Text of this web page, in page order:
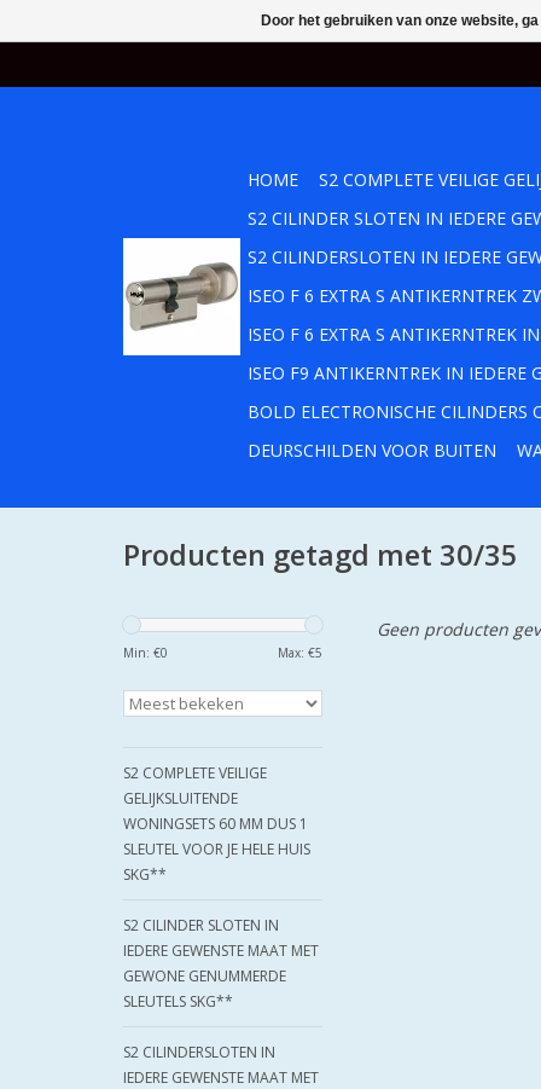
HOME
S2 COMPLETE VEILIGE
S2 CILINDER SLOTEN IN IEDERE
S2 CILINDERSLOTEN IN IEDERE
ISEO F 6 EXTRA S ANTIKERNTREK
ISEO F 6 EXTRA S ANTIKERNTREK
ISEO F9 ANTIKERNTREK IN IEDERE
BOLD ELECTRONISCHE CILINDERS
DEURSCHILDEN VOOR BUITEN
Producten getagd met 30/35
Min: €0 Max: €5
S2 COMPLETE VEILIGE
GELIJKSLUITENDE
WONINGSETS 60 MM DUS 1
SLEUTEL VOOR JE HELE HUIS
SKG**
S2 CILINDER SLOTEN IN
IEDERE GEWENSTE MAAT MET
GEWONE GENUMMERDE
SLEUTELS SKG**
S2 CILINDERSLOTEN IN
IEDERE GEWENSTE MAAT MET
Geen producten
Door het gebruiken van onze website,